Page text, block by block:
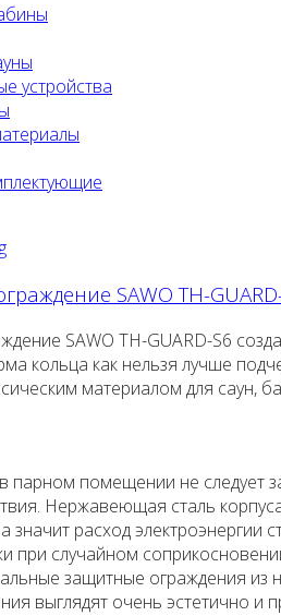
устройства
SAWO TH-
SAWO TH-GUARD-S6
кольца как нельзя лучше
материалом для саун,
парном помещении не следует
Нержавеющая сталь
значит расход
при случайном
защитные ограждения из
выглядят очень эстетично и